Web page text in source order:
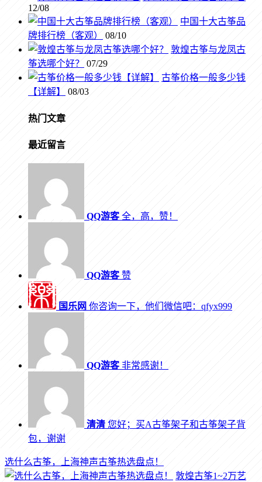
12/08
中国十大古筝品
牌排行榜（客观）
08/10
敦煌古筝与龙凤古
筝选哪个好？
07/29
古筝价格一般多少钱
【详解】
08/03
热门文章
最近留言
QQ游客全，高，赞！
QQ游客赞
国乐网 你咨询一下，他们微信吧：qfyx999
QQ游客非常感谢！
清清 您好；买A古筝架子和古筝架子背
包，谢谢
选什么古筝，上海神声古筝热选盘点！
敦煌古筝1~2万艺